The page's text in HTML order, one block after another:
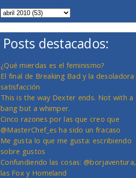
Posts destacados:
¿Qué mierdas es el feminismo?
El final de Breaking Bad y la desoladora
satisfacción
This is the way Dexter ends. Not with a
bang but a whimper.
Cinco razones por las que creo que
@MasterChef_es ha sido un fracaso
Me gusta lo que me gusta: escribiendo
sobre gustos
Confundiendo las cosas: @borjaventura,
las Fox y Homeland